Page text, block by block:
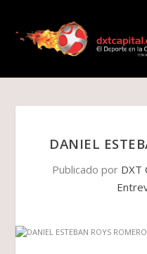
DANIEL
Publicado por DXT